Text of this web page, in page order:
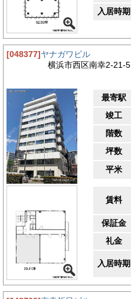
入居時期
[048377]ヤナガワビル
横浜市西区南幸2-21-5
最寄駅
竣工
階数
坪数
平米
賃料
保証金
礼金
入居時期